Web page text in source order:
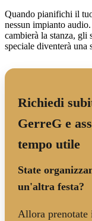
Quando pianifichi il
nessun impianto
cambierà la stanza, gli
speciale diventerà una
Richiedi
GerreG e
tempo utile
State
un'altra festa?
Allora